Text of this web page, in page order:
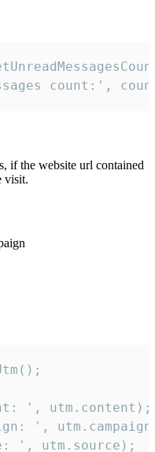
count:',
if the website url contained
visit.
', utm.content);
',
', utm.source);